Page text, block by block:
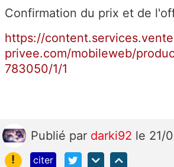
Confirmation du prix et de
https://
privee.com/mobileweb/
783050/1/1
Publié par darki92 le 21/
!
citer